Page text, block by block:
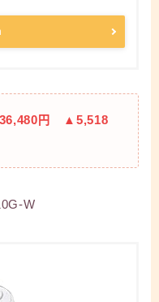
36,480円
▲5,518
W